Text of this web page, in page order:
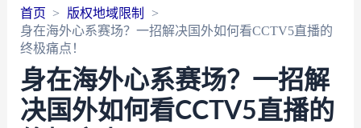
首页
版权地域限制
身在海外心系赛场？一招解决国外如何看CCTV5直播的
终极痛点！
身在海外心系赛场？一招解
决国外如何看CCTV5直播的